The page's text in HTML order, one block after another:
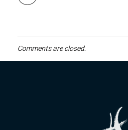
Comments are closed.